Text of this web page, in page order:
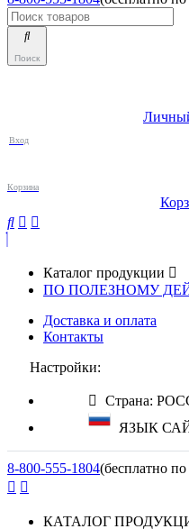
Поиск
Вход
Корзина
Каталог продукции
ПО ПОЛЕЗНОМУ
Доставка и оплата
Контакты
Настройки:
Страна:
ЯЗЫК
8-800-555-1804(бесплатно
КАТАЛОГ